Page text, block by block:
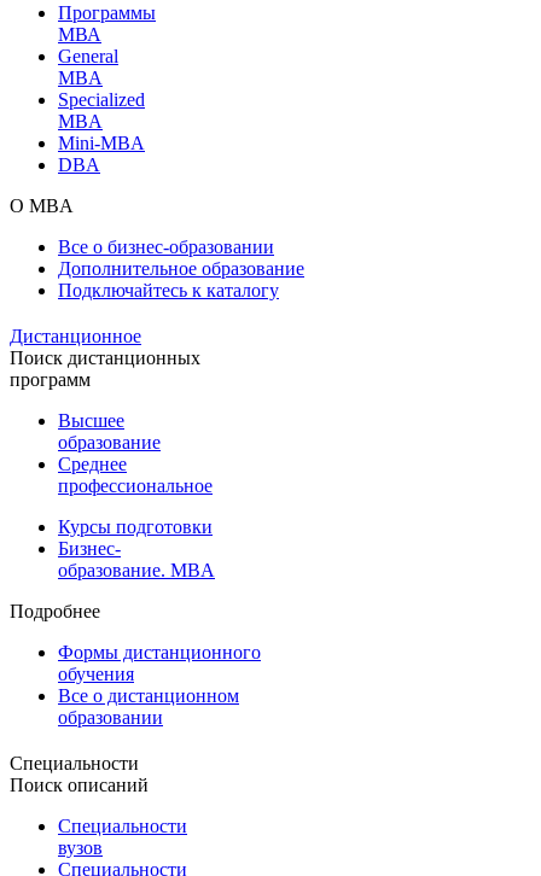
Программы
МВА
General
MBA
Specialized
MBA
Mini-MBA
DBA
О MBA
Все о бизнес-образовании
Дополнительное образование
Подключайтесь к каталогу
Дистанционное
Поиск дистанционных
программ
Высшее
образование
Среднее
профессиональное
Курсы подготовки
Бизнес-
образование. MBA
Подробнее
Формы дистанционного
обучения
Все о дистанционном
образовании
Специальности
Поиск описаний
Специальности
вузов
Специальности